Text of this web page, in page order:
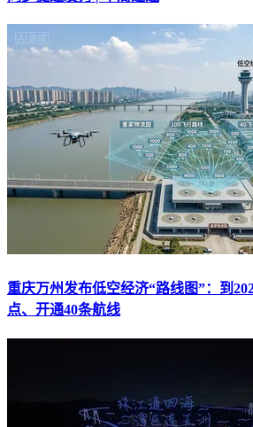
重庆万州发布低空经济“路线图”：到
点、开通40条航线